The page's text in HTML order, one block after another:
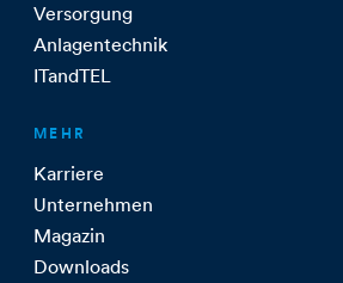
Versorgung
Anlagentechnik
ITandTEL
MEHR
Karriere
Unternehmen
Magazin
Downloads